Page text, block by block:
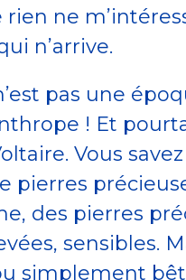
ne
n’arrive.
pas une
! Et
Vous
pierres
des pierres
sensibles.
simplement